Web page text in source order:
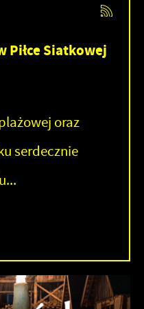
Piłce Siatkowej
oraz
serdecznie